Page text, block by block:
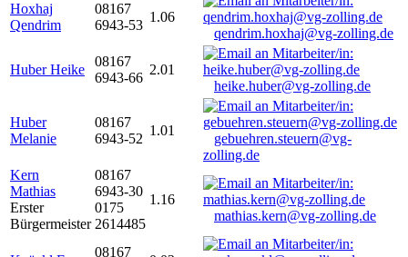
Hoxhaj
Qendrim
08167
6943-53
1.06
qendrim.hoxhaj@vg-zolling.de
Huber Heike
08167
6943-66
2.01
heike.huber@vg-zolling.de
Huber
Melanie
08167
6943-52
1.01
gebuehren.steuern@vg-
zolling.de
Kern
Mathias
Erster
Bürgermeister
08167
6943-30
0175
2614485
1.16
mathias.kern@vg-zolling.de
08167